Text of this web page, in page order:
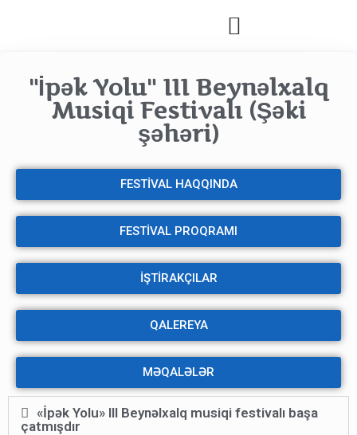
"İpək Yolu" III Beynəlxalq
Musiqi Festivalı (Şəki
şəhəri)
FESTİVAL HAQQINDA
FESTİVAL PROQRAMI
İŞTİRAKÇILAR
QALEREYA
MƏQALƏLƏR
«İpək Yolu» III Beynəlxalq musiqi festivalı başa
çatmışdır